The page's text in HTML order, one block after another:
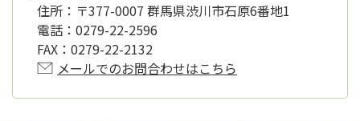
住所： 〒377-0007 群馬県渋川市石原6番地1
電話： 0279-22-2596
FAX： 0279-22-2132
メールでのお問合わせはこちら